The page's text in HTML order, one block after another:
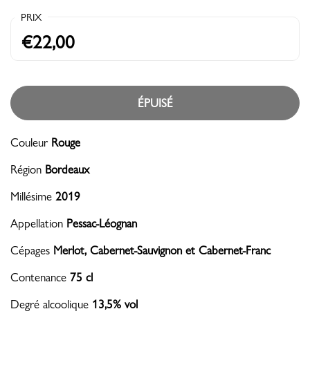
PRIX
€22,00
ÉPUISÉ
Couleur Rouge
Région Bordeaux
Millésime 2019
Appellation Pessac-Léognan
Cépages Merlot, Cabernet-Sauvignon et Cabernet-Franc
Contenance 75 cl
Degré alcoolique 13,5% vol